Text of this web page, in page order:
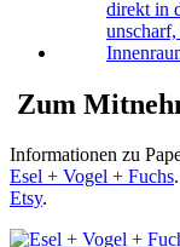
Zum
Informationen zu
Esel + Vogel + Fuchs
Etsy.